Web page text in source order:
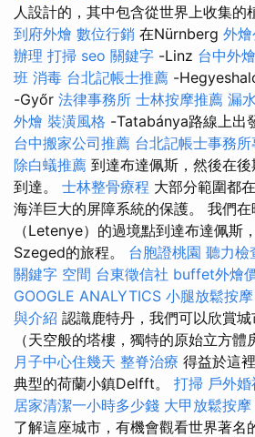
人設計的，其中包含從世界上收集的
到府外燴 數位行銷 在Nürnberg 外燴
辦理 打掃 seo 關鍵字 -Linz 台中外燴
班 消毒 台北記帳士推薦 -
-Győr 法律事務所 士林按摩推薦 漏水
外燴 裝潢風格 -Tatabánya路線上出
台中搬家公司推薦 台北記帳士事務
除白蟻推薦 到達布達佩斯，然後在
到達。 士林整骨療程 大部分範圍都
海洋巨大的屏障系統的保護。 我們
（Letenye）的過境點到達布達佩斯
Szeged的旅程。 台胞證桃園 聽力檢
關鍵字 空間 台東徵信社 buffet外燴
GOOGLE ANALYTICS 小腿放鬆按摩
與介紹 認識鹿特丹，我們可以欣賞
（天空般的塔樓，獨特的原始立方體
月子中心住幾天 整脊治療 得益於這
典型的荷蘭小鎮Delfft。 打掃 戶外婚
居家清潔一小時多少錢 大甲放鬆按摩
了解這座城市，有機會觀看世界著名